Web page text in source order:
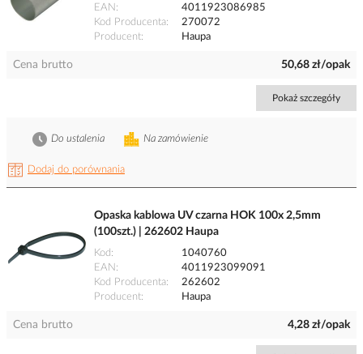
EAN
4011923086985
Kod Producenta
270072
Producent
Haupa
Cena brutto 50,68 zł/opak
Pokaż szczegóły
Dodaj do porównania
Na zamówienie
Do ustalenia
Opaska kablowa UV czarna HOK 100x 2,5mm
(100szt.) | 262602 Haupa
Kod
1040760
EAN
4011923099091
Kod Producenta
262602
Producent
Haupa
Cena brutto 4,28 zł/opak